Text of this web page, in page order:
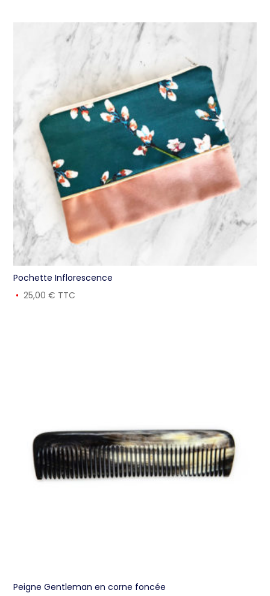
Pochette Inflorescence
25,00 € TTC
Peigne Gentleman en corne foncée